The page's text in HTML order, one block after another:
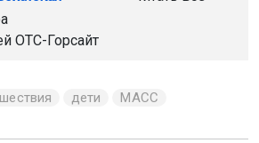
VA3. В результате аварии один из
на крышу.